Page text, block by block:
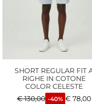
SHORT REGULAR FIT
RIGHE IN COTONE
COLOR CELESTE
€130,00 -40% €78,00